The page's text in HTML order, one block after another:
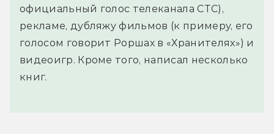
официальный голос телеканала СТС),
рекламе, дубляжу фильмов (к примеру, его
голосом говорит Роршах в «Хранителях») и
видеоигр. Кроме того, написал несколько
книг.